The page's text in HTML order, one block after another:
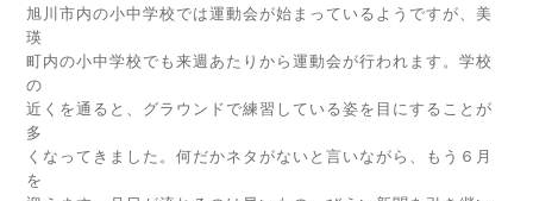
旭川市内の小中学校では運動会が始まっているようですが、美
瑛
町内の小中学校でも来週あたりから運動会が行われます。学校
の
近くを通ると、グラウンドで練習している姿を目にすることが
多
くなってきました。何だかネタがないと言いながら、もう６月
を